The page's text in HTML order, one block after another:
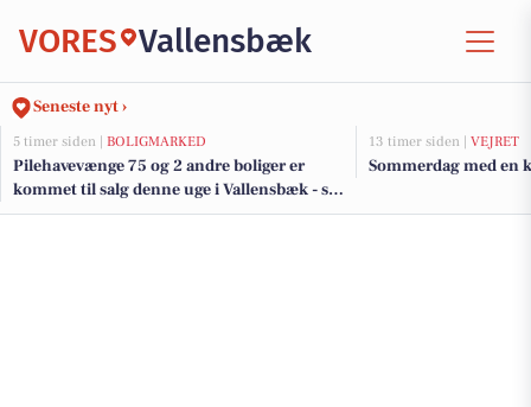
VORES Vallensbæk
Seneste nyt ›
5 timer siden | BOLIGMARKED
Pilehavevænge 75 og 2 andre boliger er
kommet til salg denne uge i Vallensbæk - se
boligerne her.
13 timer siden | VEJRET
Sommerdag med en